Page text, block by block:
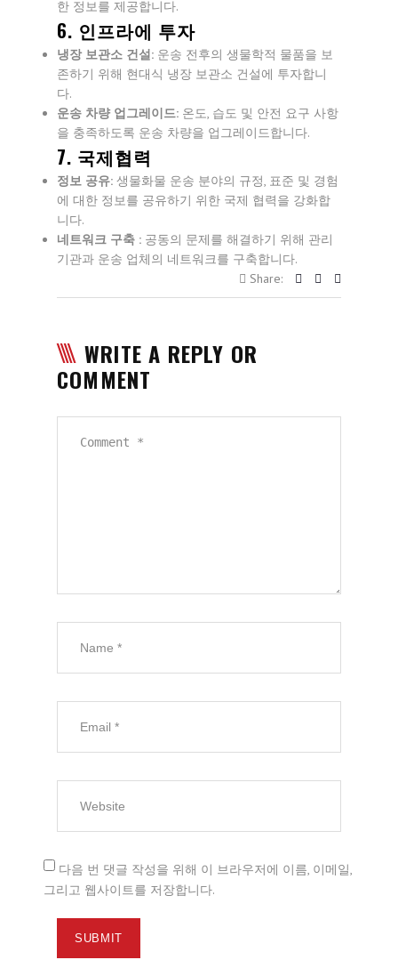
한 정보를 제공합니다.
6. 인프라에 투자
냉장 보관소 건설: 운송 전후의 생물학적 물품을 보
존하기 위해 현대식 냉장 보관소 건설에 투자합니
다.
운송 차량 업그레이드: 온도, 습도 및 안전 요구 사항
을 충족하도록 운송 차량을 업그레이드합니다.
7. 국제협력
정보 공유: 생물화물 운송 분야의 규정, 표준 및 경험
에 대한 정보를 공유하기 위한 국제 협력을 강화합
니다.
네트워크 구축 : 공동의 문제를 해결하기 위해 관리
기관과 운송 업체의 네트워크를 구축합니다.
Share:
WRITE A REPLY OR
COMMENT
다음 번 댓글 작성을 위해 이 브라우저에 이름, 이메일,
그리고 웹사이트를 저장합니다.